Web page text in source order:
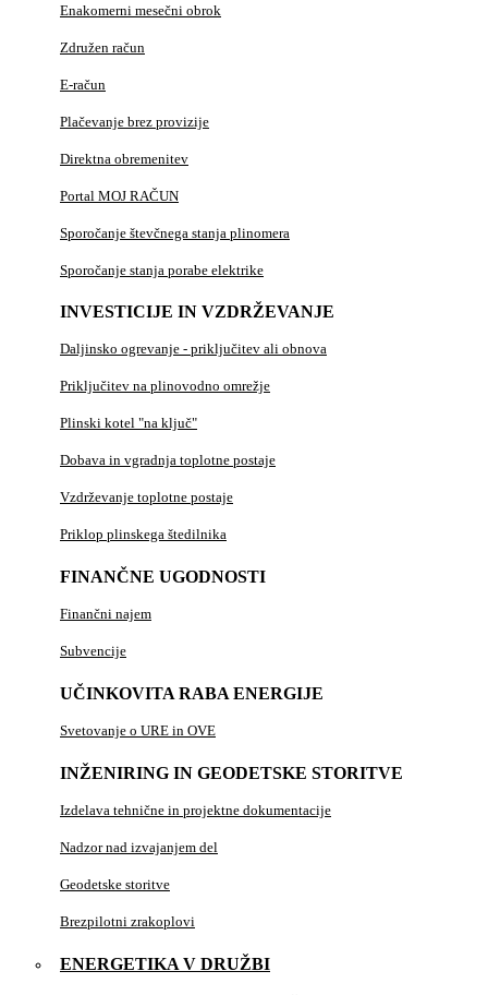
Enakomerni mesečni obrok
Združen račun
E-račun
Plačevanje brez provizije
Direktna obremenitev
Portal MOJ RAČUN
Sporočanje števčnega stanja plinomera
Sporočanje stanja porabe elektrike
INVESTICIJE IN VZDRŽEVANJE
Daljinsko ogrevanje - priključitev ali obnova
Priključitev na plinovodno omrežje
Plinski kotel "na ključ"
Dobava in vgradnja toplotne postaje
Vzdrževanje toplotne postaje
Priklop plinskega štedilnika
FINANČNE UGODNOSTI
Finančni najem
Subvencije
UČINKOVITA RABA ENERGIJE
Svetovanje o URE in OVE
INŽENIRING IN GEODETSKE STORITVE
Izdelava tehnične in projektne dokumentacije
Nadzor nad izvajanjem del
Geodetske storitve
Brezpilotni zrakoplovi
ENERGETIKA V DRUŽBI